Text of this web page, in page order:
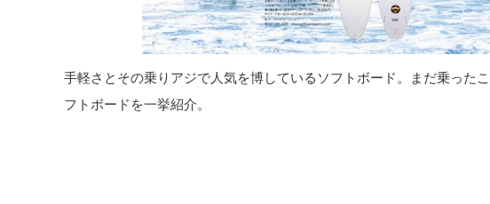
手軽さとその乗りアジで人気を博しているソフトボード。まだ乗った
フトボードを一挙紹介。